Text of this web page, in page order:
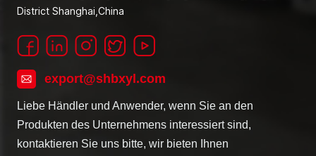
District Shanghai,China
export@shbxyl.com
Liebe Händler und Anwender, wenn Sie an den
Produkten des Unternehmens interessiert sind,
kontaktieren Sie uns bitte, wir bieten Ihnen